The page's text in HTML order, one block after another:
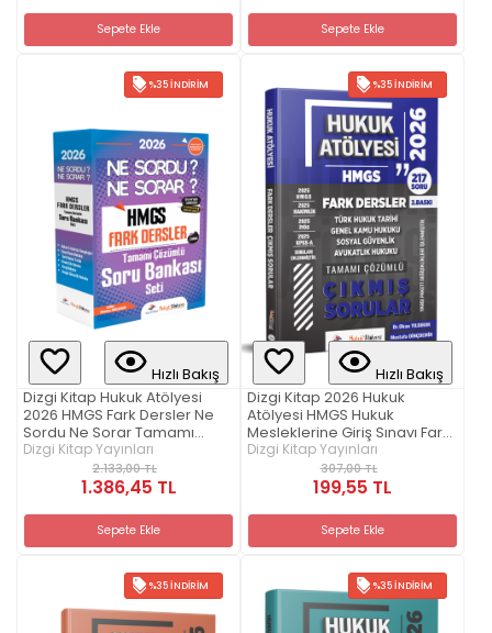
Sepete Ekle Sepete Ekle
%35 İNDIRIM
Hızlı Bakış
Dizgi Kitap Hukuk Atölyesi
2026 HMGS Fark Dersler Ne
Sordu Ne Sorar Tamamı
Çözümlü Soru Bankası Seti
Dizgi Kitap Yayınları
2.133,00 TL
1.386,45 TL
Sepete Ekle
%35 İNDIRIM
Hızlı Bakış
Dizgi Kitap 2026 Hukuk
Atölyesi HMGS Hukuk
Mesleklerine Giriş Sınavı Fark
Dersler Tamamı Çözümlü
Çıkmış Sorular Mustafa
Dinçdemir Dr. Okan Yıldırım
Dizgi Kitap Yayınları
307,00 TL
199,55 TL
Sepete Ekle
%35 İNDIRIM %35 İNDIRIM